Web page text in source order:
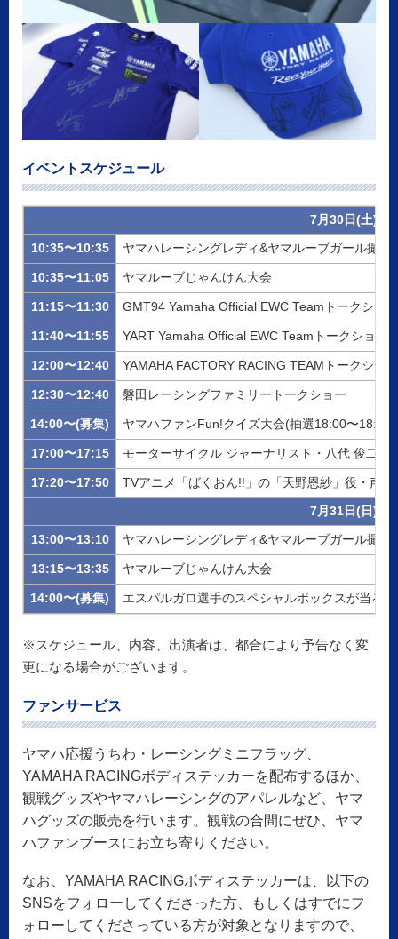
イベントスケジュール
7月30日(土)
10:35〜10:35 ヤマハレーシングレディ&ヤマルーブガール撮影
10:35〜11:05 ヤマルーブじゃんけん大会
11:15〜11:30 GMT94 Yamaha Official EWC Teamトークショー
11:40〜11:55 YART Yamaha Official EWC Teamトークショー
12:00〜12:40 YAMAHA FACTORY RACING TEAMトークショー
12:30〜12:40 磐田レーシングファミリートークショー
14:00〜(募集) ヤマハファンFun!クイズ大会(抽選18:00〜18:20)
17:00〜17:15 モーターサイクル ジャーナリスト・八代 俊二氏
17:20〜17:50 TVアニメ「ばくおん!!」の「天野恩紗」役・声
7月31日(日)
13:00〜13:10 ヤマハレーシングレディ&ヤマルーブガール撮影
13:15〜13:35 ヤマルーブじゃんけん大会
14:00〜(募集) エスパルガロ選手のスペシャルボックスが当る
※スケジュール、内容、出演者は、都合により予告なく変
更になる場合がございます。
ファンサービス
ヤマハ応援うちわ・レーシングミニフラッグ、
YAMAHA RACINGボディステッカーを配布するほか、
観戦グッズやヤマハレーシングのアパレルなど、ヤマ
ハグッズの販売を行います。観戦の合間にぜひ、ヤマ
ハファンブースにお立ち寄りください。
なお、YAMAHA RACINGボディステッカーは、以下の
SNSをフォローしてくださった方、もしくはすでにフ
ォローしてくださっている方が対象となりますので、